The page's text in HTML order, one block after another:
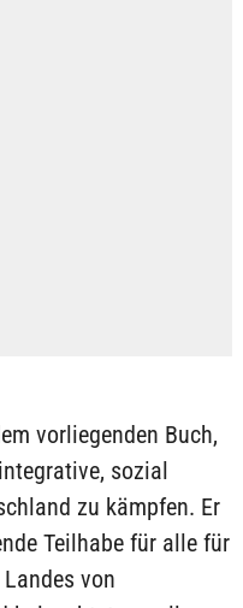
vorliegenden Buch,
sozial
zu kämpfen. Er
Teilhabe für alle für
von